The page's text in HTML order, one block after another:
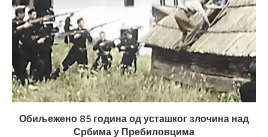
Обиљежено 85 година од усташког злочина над
Србима у Пребиловцима